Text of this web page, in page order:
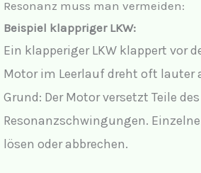
Resonanz muss man vermeiden:
Beispiel klappriger LKW:
Ein klapperiger LKW klappert vor
Motor im Leerlauf dreht oft lauter
Grund: Der Motor versetzt Teile des
Resonanzschwingungen.
lösen oder abbrechen.